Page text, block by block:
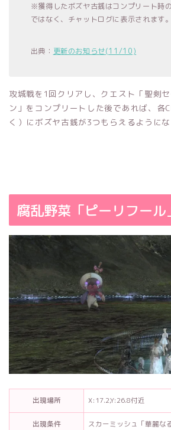
※獲得したボズヤ古銭はコンプリート時
ではなく、チャットログに表示されます。
出典： 更新のお知らせ(11/10)
攻城戦を1回クリアし、クエスト「聖剣
ン」をコンプリートした後であれば、各
く）にボズヤ古銭が3つもらえるようにな
腐乱野菜「ピーリフール
出現場所 X:17.2,Y:26.8付近
出現条件 スカーミッシュ「華麗な